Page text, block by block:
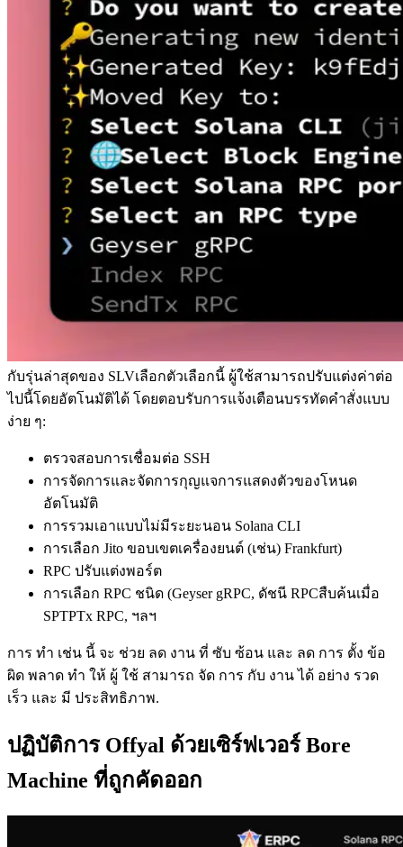
กับรุ่นล่าสุดของ SLVเลือกตัวเลือกนี้ ผู้ใช้สามารถปรับแต่งค่าต่อ
ไปนี้โดยอัตโนมัติได้ โดยตอบรับการแจ้งเตือนบรรทัดคําสั่งแบบ
ง่าย ๆ:
ตรวจสอบการเชื่อมต่อ SSH
การจัดการและจัดการกุญแจการแสดงตัวของโหนด
อัตโนมัติ
การรวมเอาแบบไม่มีระยะนอน Solana CLI
การเลือก Jito ขอบเขตเครื่องยนต์ (เช่น) Frankfurt)
RPC ปรับแต่งพอร์ต
การเลือก RPC ชนิด (Geyser gRPC, ดัชนี RPCสืบค้นเมื่อ
SPTPTx RPC, ฯลฯ
การ ทํา เช่น นี้ จะ ช่วย ลด งาน ที่ ซับ ซ้อน และ ลด การ ตั้ง ข้อ
ผิด พลาด ทํา ให้ ผู้ ใช้ สามารถ จัด การ กับ งาน ได้ อย่าง รวด
เร็ว และ มี ประสิทธิภาพ.
ปฏิบัติการ Offyal ด้วยเซิร์ฟเวอร์ Bore
Machine ที่ถูกคัดออก